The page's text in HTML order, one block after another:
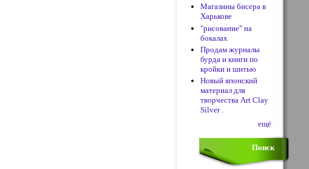
Магазины бисера в
Харькове
"рисование" на
бокалах
Продам журналы
бурда и книги по
кройки и шитью
Новый японский
материал для
творчества Art Clay
Silver .
ещё
Поиск